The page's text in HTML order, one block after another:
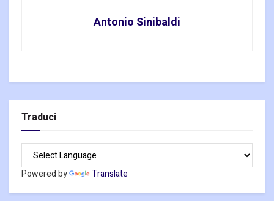
Antonio Sinibaldi
Traduci
Powered by Translate